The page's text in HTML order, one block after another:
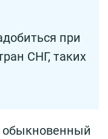
при
СНГ, таких
обыкновенный